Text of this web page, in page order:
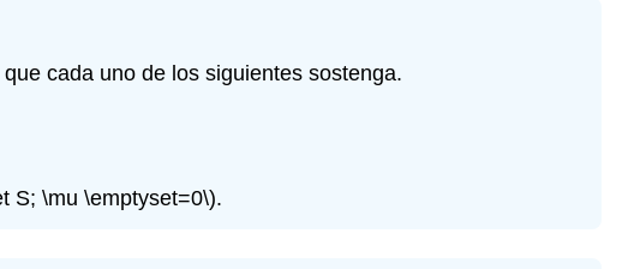
que cada uno de los siguientes sostenga.
S; \mu \emptyset=0\).